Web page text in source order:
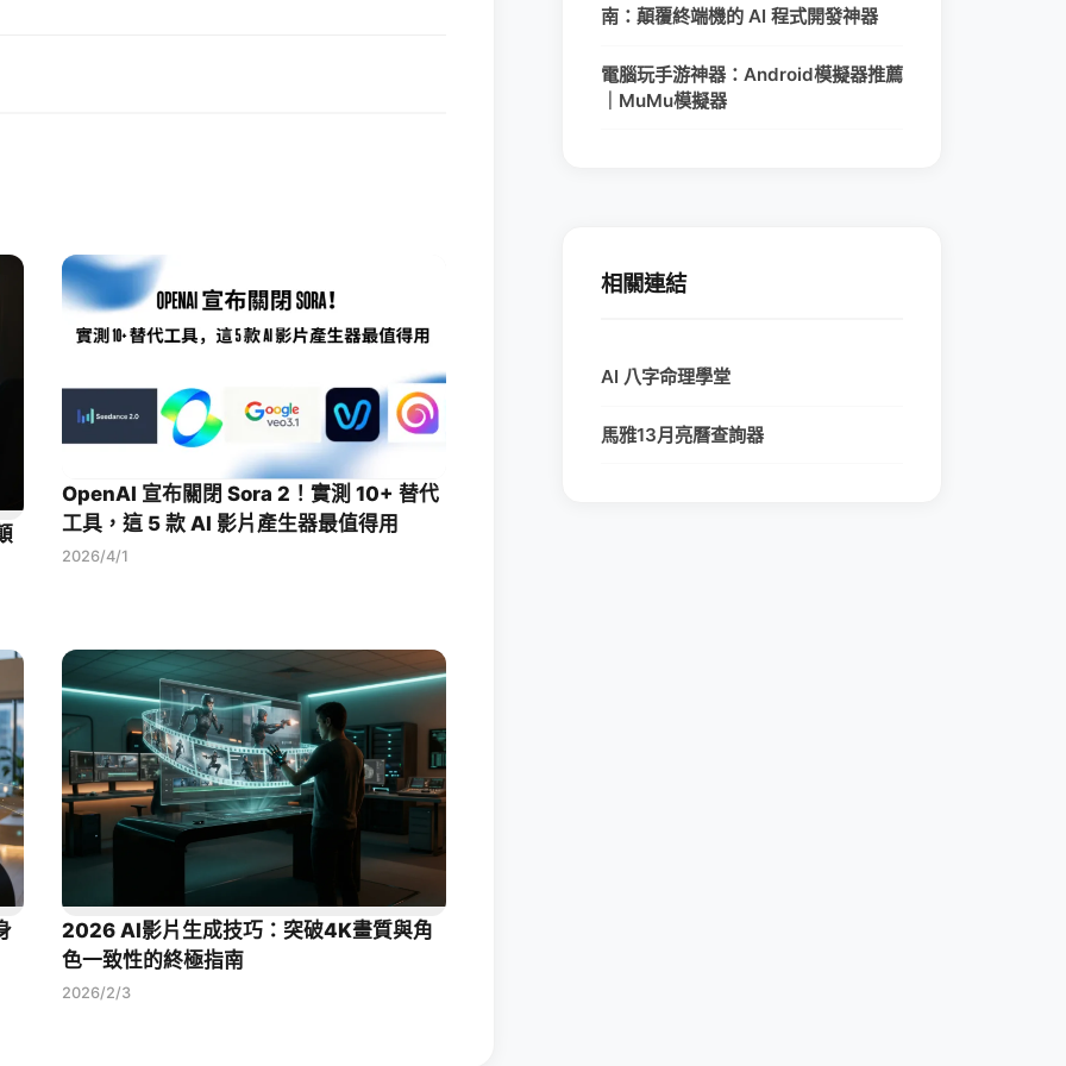
OpenAI 宣布關閉 Sora 2！實測 10+ 替代
工具，這 5 款 AI 影片產生器最值得用
2026/4/1
2026 AI影片生成技巧：突破4K畫質與角
色一致性的終極指南
2026/2/3
南：顛覆終端機的 AI 程式開發神器
電腦玩手游神器：Android模擬器推薦
｜MuMu模擬器
相關連結
AI 八字命理學堂
馬雅13月亮曆查詢器